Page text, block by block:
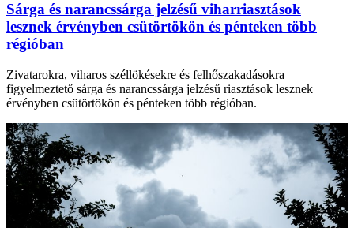
Sárga és narancssárga jelzésű viharriasztások
lesznek érvényben csütörtökön és pénteken több
régióban
Zivatarokra, viharos széllökésekre és felhőszakadásokra
figyelmeztető sárga és narancssárga jelzésű riasztások lesznek
érvényben csütörtökön és pénteken több régióban.